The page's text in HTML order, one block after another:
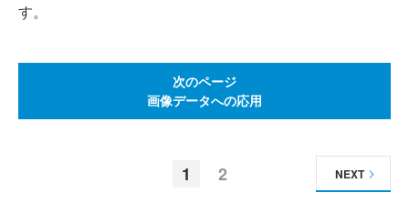
す。
次のページ
画像データへの応用
1 2 NEXT